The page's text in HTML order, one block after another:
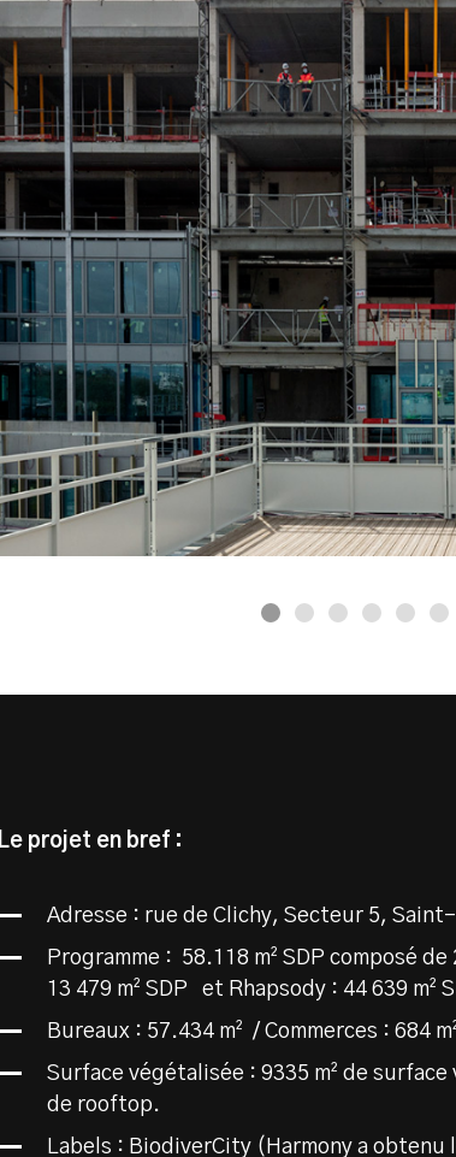
Le projet en bref :
Adresse : rue de Clichy, Secteur 5,
Programme : 58.118 m² SDP composé
13 479 m² SDP et Rhapsody : 44 639 m²
Bureaux : 57.434 m² / Commerces : 684
Surface végétalisée : 9335 m² de
de rooftop.
Labels : BiodiverCity (Harmony a obtenu